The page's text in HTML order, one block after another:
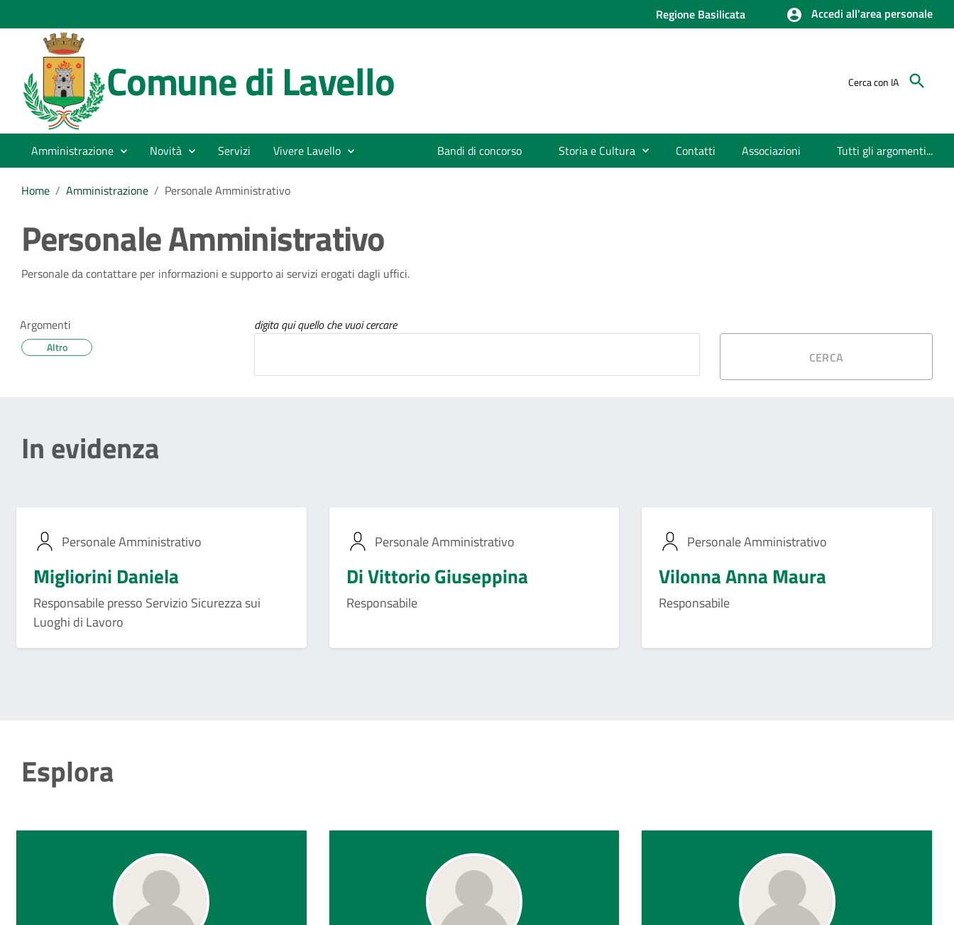
Regione Basilicata Accedi all'area personale
Comune di Lavello Cerca con IA
Amministrazione Novità Servizi Vivere Lavello Bandi di concorso Storia e Cultura Contatti Associazioni Tutti gli argomenti...
Home / Amministrazione / Personale Amministrativo
Personale Amministrativo
Personale da contattare per informazioni e supporto ai servizi erogati dagli uffici.
Argomenti
Altro
digita qui quello che vuoi cercare
CERCA
In evidenza
Personale Amministrativo
Migliorini Daniela
Responsabile presso Servizio Sicurezza sui
Luoghi di Lavoro
Personale Amministrativo
Di Vittorio Giuseppina
Responsabile
Personale Amministrativo
Vilonna Anna Maura
Responsabile
Esplora